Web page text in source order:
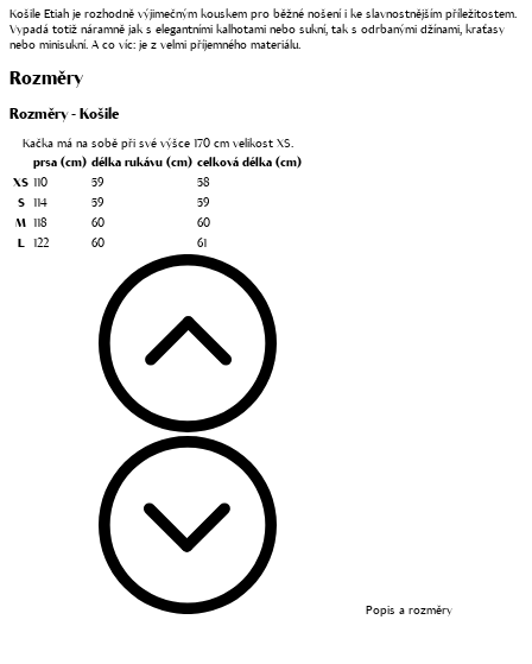
Košile Etiah je rozhodně výjimečným kouskem pro běžné nošení i ke slavnostnějším příležitostem.
Vypadá totiž náramně jak s elegantními kalhotami nebo sukní, tak s odrbanými džínami, kraťasy
nebo minisukní. A co víc: je z velmi příjemného materiálu.
Rozměry
Rozměry - Košile
prsa (cm) délka rukávu (cm) celková délka (cm)
XS 110 59
58
S 114 59
59
M 118 60
60
L 122 60 61
Kačka má na sobě při své výšce 170 cm velikost XS.
Popis a rozměry